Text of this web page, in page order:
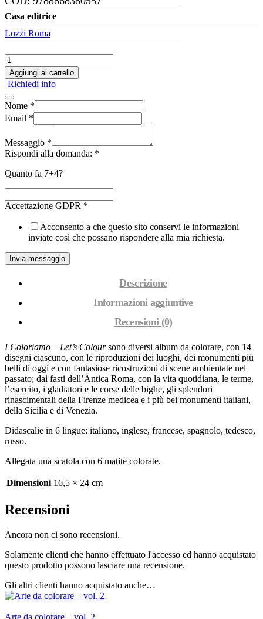
Casa editrice
Lozzi Roma
Coloriamo
l'Italia
quantità
Aggiungi al carrello
Richiedi info
Nome *
Email *
Messaggio *
Rispondi alla domanda: *
Quanto fa 7+4?
Accettazione GDPR *
Acconsento a che questo sito conservi le informazioni
inviate così che possano rispondere alla mia richiesta.
Invia messaggio
Descrizione
Informazioni aggiuntive
Recensioni (0)
I Coloriamo – Let’s Coloursono diversi album da colorare, con 14
disegni ciascuno, con le riproduzioni dei luoghi, dei monumenti più
belli di oggi e con fantasiose ricostruzioni di scene ambientate nel
passato; dai fasti dell’Antica Roma, con la vita quotidiana, le terme,
l’esercito, i gladiatori e le corse delle bighe, gli splendori
rinascimentali della Firenze medicea e i più bei monumenti italiani,
della Sicilia e di Venezia.
Didascalie in 6 lingue: italiano, inglese, francese, spagnolo, tedesco,
russo.
Allegata una scatola con 6 matite colorate.
Dimensioni 16,5 × 24 cm
Recensioni
Ancora non ci sono recensioni.
Solamente clienti che hanno effettuato l'accesso ed hanno acquistato
questo prodotto possono lasciare una recensione.
Gli altri clienti hanno acquistato anche…